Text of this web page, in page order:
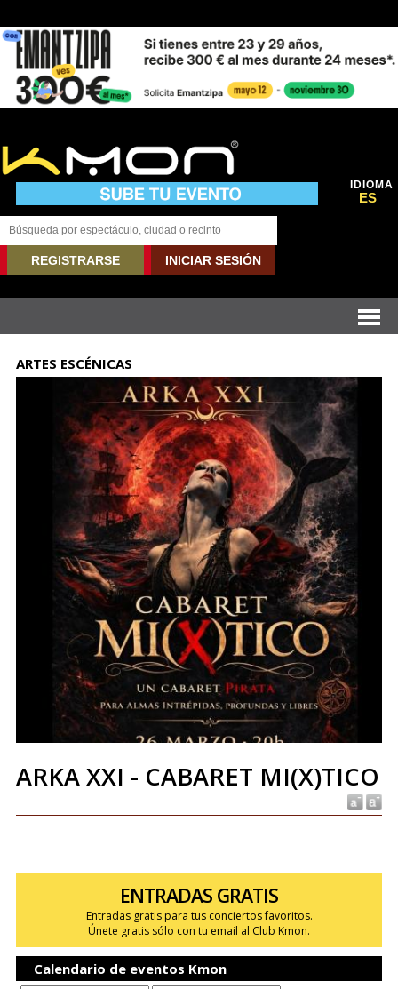
IDIOMA
ES
REGISTRARSE INICIAR SESIÓN
ARTES ESCÉNICAS
ARKA XXI - CABARET MI(X)TICO
ENTRADAS GRATIS
Entradas gratis para tus conciertos favoritos.
Únete gratis sólo con tu email al Club Kmon.
Calendario de eventos Kmon